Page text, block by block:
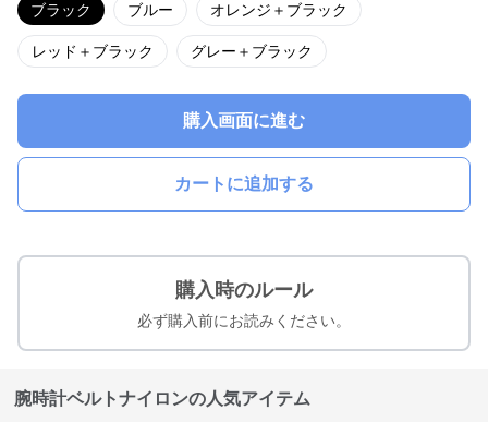
ブラック ブルー オレンジ＋ブラック
レッド＋ブラック グレー＋ブラック
購入画面に進む
カートに追加する
購入時のルール
必ず購入前にお読みください。
腕時計ベルトナイロンの人気アイテム